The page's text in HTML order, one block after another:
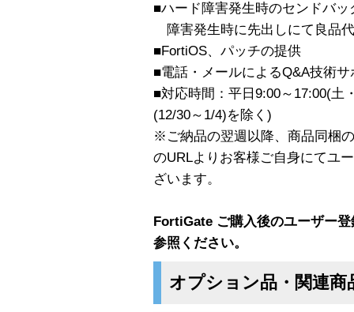
■ハード障害発生時のセンドバッ
障害発生時に先出しにて良品
■FortiOS、パッチの提供
■電話・メールによるQ&A技術サ
■対応時間：平日9:00～17:00(土
(12/30～1/4)を除く)
※ご納品の翌週以降、商品同梱
のURLよりお客様ご自身にてユ
ざいます。
FortiGate ご購入後のユーザー
参照ください。
オプション品・関連商